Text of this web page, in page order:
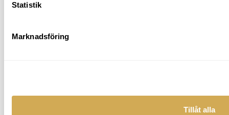
Statistik
Marknadsföring
Tillåt alla